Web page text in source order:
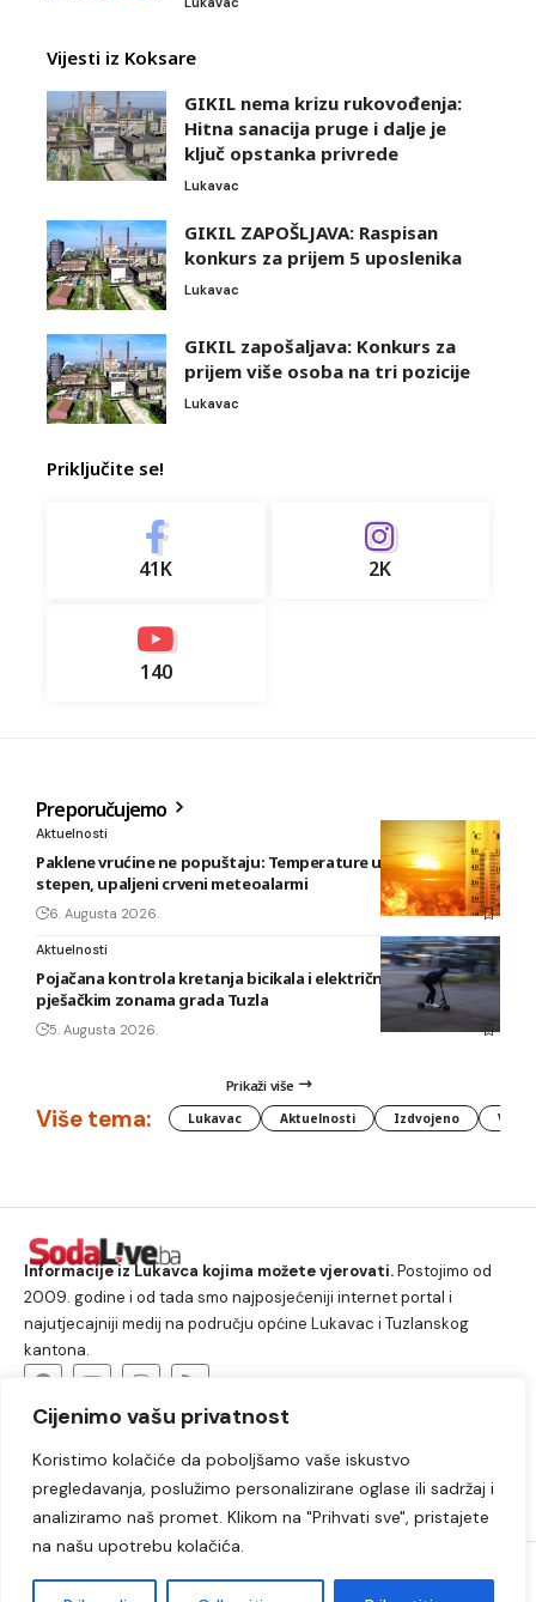
Cijenimo vašu privatnost
Koristimo kolačiće da poboljšamo vaše iskustvo
pregledavanja, poslužimo personalizirane oglase ili sadržaj i
analiziramo naš promet. Klikom na "Prihvati sve", pristajete
na našu upotrebu kolačića.
Vijesti iz Koksare
GIKIL nema krizu rukovođenja:
Hitna sanacija pruge i dalje je
ključ opstanka privrede
Lukavac
GIKIL ZAPOŠLJAVA: Raspisan
konkurs za prijem 5 uposlenika
Lukavac
GIKIL zapošaljava: Konkurs za
prijem više osoba na tri pozicije
Lukavac
Priključite se!
41K 2K
140
Preporučujemo
Aktuelnosti
Paklene vrućine ne popuštaju: Temperature u BiH i do 41
stepen, upaljeni crveni meteoalarmi
6. Augusta 2026.
Aktuelnosti
Pojačana kontrola kretanja bicikala i električnih romobila u
pješačkim zonama grada Tuzla
5. Augusta 2026.
Prikaži više
Više tema: Lukavac Aktuelnosti Izdvojeno
Informacije iz Lukavca kojima možete vjerovati.Postojimo od
2009. godine i od tada smo najposjećeniji internet portal i
najutjecajniji medij na području općine Lukavac i Tuzlanskog
kantona.
Lukavac Društvo Crna hronika
Sport
Kultura
Kolumne Slobodno vrijeme